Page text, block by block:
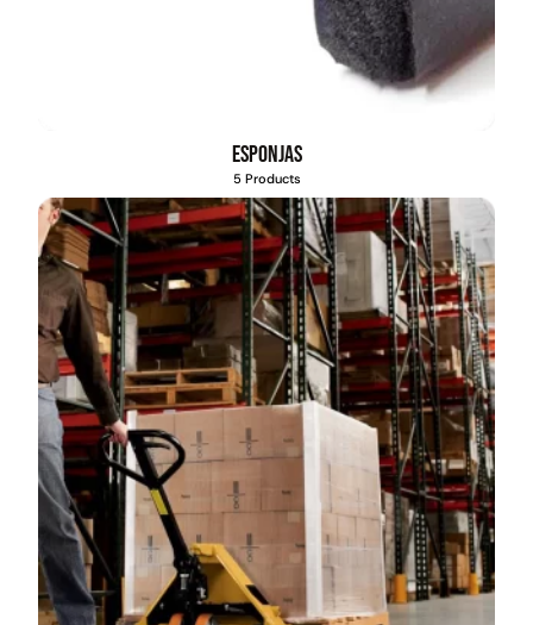
Esponjas
5 Products